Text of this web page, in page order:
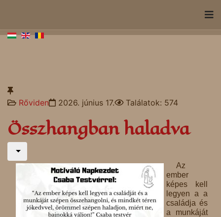
Rőviden 2026. június 17. Találatok: 574
Összhangban haladva
Az
ember
képes kell
legyen a a
családja és
a munkáját